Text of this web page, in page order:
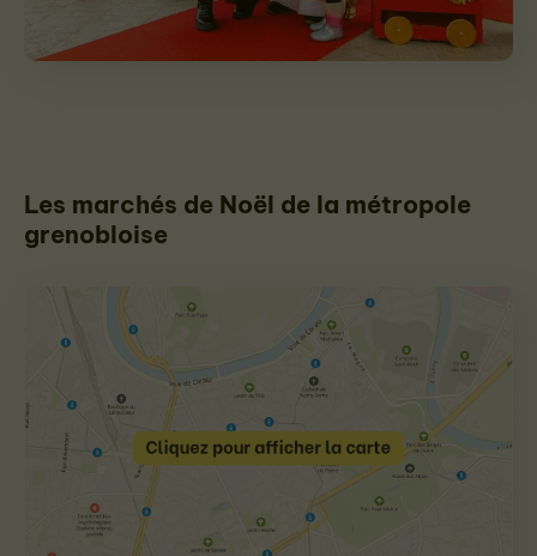
Les marchés de Noël de la métropole
grenobloise